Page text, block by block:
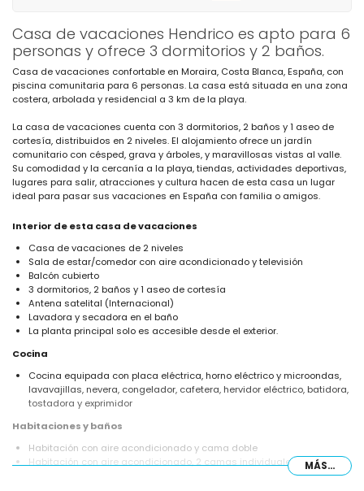
Casa de vacaciones Hendrico es apto para 6
personas y ofrece 3 dormitorios y 2 baños.
Casa de vacaciones confortable en Moraira, Costa Blanca, España, con
piscina comunitaria para 6 personas. La casa está situada en una zona
costera, arbolada y residencial a 3 km de la playa.
La casa de vacaciones cuenta con 3 dormitorios, 2 baños y 1 aseo de
cortesía, distribuidos en 2 niveles. El alojamiento ofrece un jardín
comunitario con césped, grava y árboles, y maravillosas vistas al valle.
Su comodidad y la cercanía a la playa, tiendas, actividades deportivas,
lugares para salir, atracciones y cultura hacen de esta casa un lugar
ideal para pasar sus vacaciones en España con familia o amigos.
Interior de esta casa de vacaciones
Casa de vacaciones de 2 niveles
Sala de estar/comedor con aire acondicionado y televisión
Balcón cubierto
3 dormitorios, 2 baños y 1 aseo de cortesía
Antena satelital (Internacional)
Lavadora y secadora en el baño
La planta principal solo es accesible desde el exterior.
Cocina
Cocina equipada con placa eléctrica, horno eléctrico y microondas,
lavavajillas, nevera, congelador, cafetera, hervidor eléctrico, batidora,
tostadora y exprimidor
Habitaciones y baños
Habitación con aire acondicionado y cama doble
Habitación con aire acondicionado, 2 camas individuales y baño en
MÁS...